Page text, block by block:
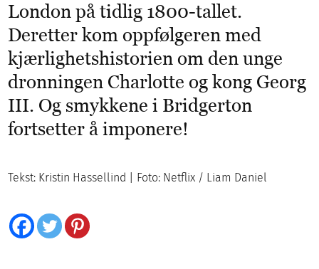
London på tidlig 1800-tallet.
Deretter kom oppfølgeren med
kjærlighetshistorien om den unge
dronningen Charlotte og kong Georg
III. Og smykkene i Bridgerton
fortsetter å imponere!
Tekst: Kristin Hassellind | Foto: Netflix / Liam Daniel